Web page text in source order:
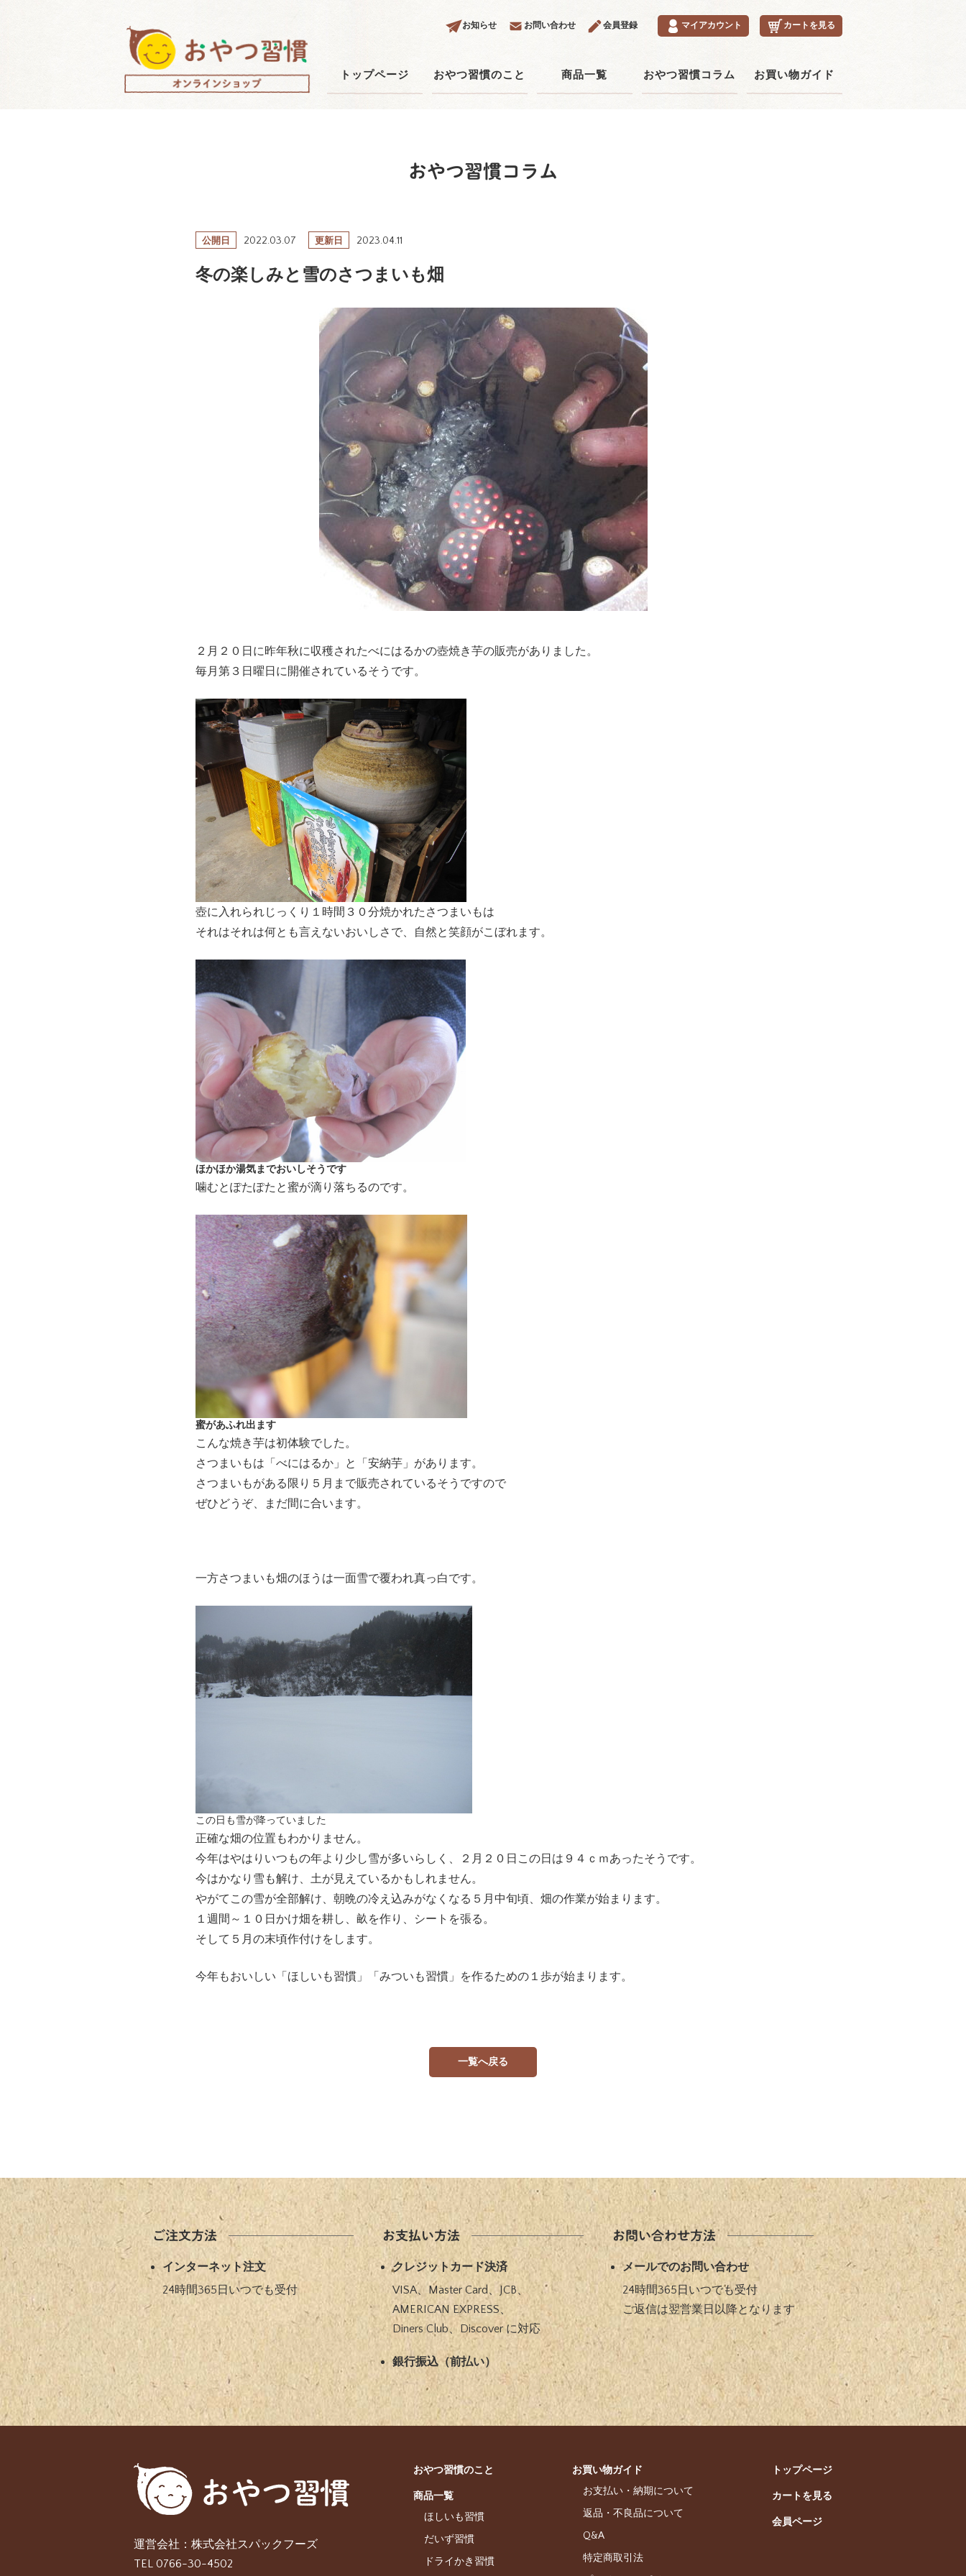
お知らせ お問い合わせ 会員登録 マイアカウント カートを見る
トップページ おやつ習慣のこと 商品一覧 おやつ習慣コラム お買い物ガイド
おやつ習慣コラム
公開日 2022.03.07 更新日 2023.04.11
冬の楽しみと雪のさつまいも畑
２月２０日に昨年秋に収穫されたべにはるかの壺焼き芋の販売がありました。
毎月第３日曜日に開催されているそうです。
壺に入れられじっくり１時間３０分焼かれたさつまいもは
それはそれは何とも言えないおいしさで、自然と笑顔がこぼれます。
ほかほか湯気までおいしそうです
噛むとぽたぽたと蜜が滴り落ちるのです。
蜜があふれ出ます
こんな焼き芋は初体験でした。
さつまいもは「べにはるか」と「安納芋」があります。
さつまいもがある限り５月まで販売されているそうですので
ぜひどうぞ、まだ間に合います。
一方さつまいも畑のほうは一面雪で覆われ真っ白です。
この日も雪が降っていました
正確な畑の位置もわかりません。
今年はやはりいつもの年より少し雪が多いらしく、２月２０日この日は９４ｃｍあったそうです。
今はかなり雪も解け、土が見えているかもしれません。
やがてこの雪が全部解け、朝晩の冷え込みがなくなる５月中旬頃、畑の作業が始まります。
１週間～１０日かけ畑を耕し、畝を作り、シートを張る。
そして５月の末頃作付けをします。
今年もおいしい「ほしいも習慣」「みついも習慣」を作るための１歩が始まります。
一覧へ戻る
ご注文方法
インターネット注文
24時間365日いつでも受付​
お支払い方法
クレジットカード決済
VISA、Master Card、JCB、
AMERICAN EXPRESS、
Diners Club、Discover に対応​
銀⾏振込（前払い）​
お問い合わせ方法
メールでのお問い合わせ
24時間365⽇いつでも受付
ご返信は翌営業⽇以降となります
運営会社：株式会社スパックフーズ
TEL 0766-30-4502
おやつ習慣のこと
商品一覧
ほしいも習慣
だいず習慣
ドライかき習慣
お買い物ガイド
お支払い・納期について
返品・不良品について
Q&A
特定商取引法
トップページ
カートを見る
会員ページ